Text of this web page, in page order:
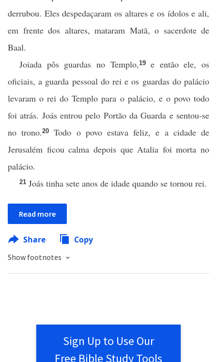
derrubou. Eles despedaçaram os altares e os ídolos e ali,
em frente dos altares, mataram Matã, o sacerdote de
Baal.
Joiada pôs guardas no Templo,19e então ele, os
oficiais, a guarda pessoal do rei e os guardas do palácio
levaram o rei do Templo para o palácio, e o povo todo
foi atrás. Joás entrou pelo Portão da Guarda e sentou-se
no trono.20
Todo o povo estava feliz, e a cidade de
Jerusalém ficou calma depois que Atalia foi morta no
palácio.
21 Joás tinha sete anos de idade quando se tornou rei.
Read more
Share Copy
Show footnotes
Sign Up to Use Our
Free Bible Study Tools